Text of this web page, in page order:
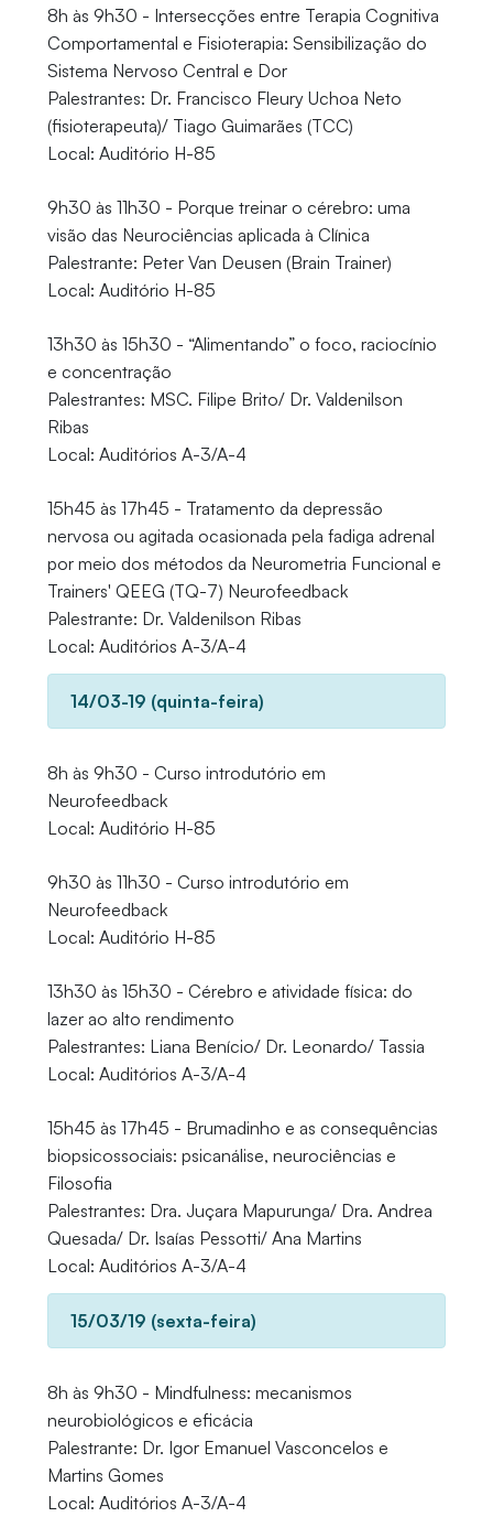
8h às 9h30 - Intersecções entre Terapia Cognitiva
Comportamental e Fisioterapia: Sensibilização do
Sistema Nervoso Central e Dor
Palestrantes: Dr. Francisco Fleury Uchoa Neto
(fisioterapeuta)/ Tiago Guimarães (TCC)
Local: Auditório H-85
9h30 às 11h30 - Porque treinar o cérebro: uma
visão das Neurociências aplicada à Clínica
Palestrante: Peter Van Deusen (Brain Trainer)
Local: Auditório H-85
13h30 às 15h30 - “Alimentando” o foco, raciocínio
e concentração
Palestrantes: MSC. Filipe Brito/ Dr. Valdenilson
Ribas
Local: Auditórios A-3/A-4
15h45 às 17h45 - Tratamento da depressão
nervosa ou agitada ocasionada pela fadiga adrenal
por meio dos métodos da Neurometria Funcional e
Trainers' QEEG (TQ-7) Neurofeedback
Palestrante: Dr. Valdenilson Ribas
Local: Auditórios A-3/A-4
14/03-19 (quinta-feira)
8h às 9h30 - Curso introdutório em
Neurofeedback
Local: Auditório H-85
9h30 às 11h30 - Curso introdutório em
Neurofeedback
Local: Auditório H-85
13h30 às 15h30 - Cérebro e atividade física: do
lazer ao alto rendimento
Palestrantes: Liana Benício/ Dr. Leonardo/ Tassia
Local: Auditórios A-3/A-4
15h45 às 17h45 - Brumadinho e as consequências
biopsicossociais: psicanálise, neurociências e
Filosofia
Palestrantes: Dra. Juçara Mapurunga/ Dra. Andrea
Quesada/ Dr. Isaías Pessotti/ Ana Martins
Local: Auditórios A-3/A-4
15/03/19 (sexta-feira)
8h às 9h30 - Mindfulness: mecanismos
neurobiológicos e eficácia
Palestrante: Dr. Igor Emanuel Vasconcelos e
Martins Gomes
Local: Auditórios A-3/A-4